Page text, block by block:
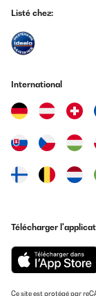
Amazon-Benutzer
Traduire
Top Optik
Traduire
Listé chez:
International
Télécharger
Ce site est protégé par